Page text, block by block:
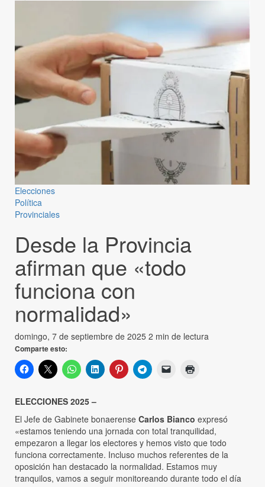
Elecciones
Política
Provinciales
Desde la Provincia
afirman que «todo
funciona con
normalidad»
domingo, 7 de septiembre de 2025 2 min de lectura
Comparte esto:
ELECCIONES 2025 –
El Jefe de Gabinete bonaerense Carlos Bianco expresó
«estamos teniendo una jornada con total tranquilidad,
empezaron a llegar los electores y hemos visto que todo
funciona correctamente. Incluso muchos referentes de la
oposición han destacado la normalidad. Estamos muy
tranquilos, vamos a seguir monitoreando durante todo el día